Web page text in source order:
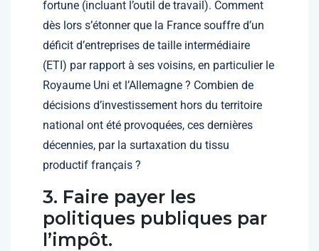
fortune (incluant l’outil de travail). Comment
dès lors s’étonner que la France souffre d’un
déficit d’entreprises de taille intermédiaire
(ETI) par rapport à ses voisins, en particulier le
Royaume Uni et l’Allemagne ? Combien de
décisions d’investissement hors du territoire
national ont été provoquées, ces dernières
décennies, par la surtaxation du tissu
productif français ?
3. Faire payer les
politiques publiques par
l’impôt.